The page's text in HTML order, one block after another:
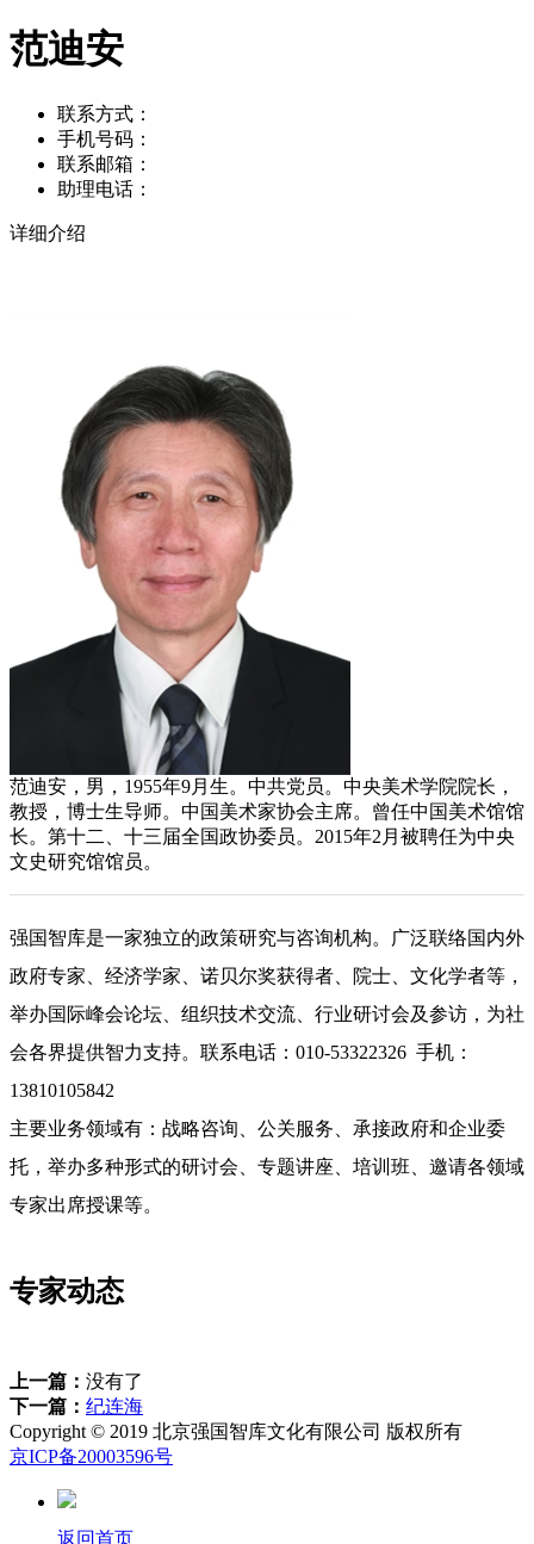
范迪安
联系方式：
手机号码：
联系邮箱：
助理电话：
详细介绍
范迪安，男，1955年9月生。中共党员。中央美术学院院长，
教授，博士生导师。中国美术家协会主席。曾任中国美术馆馆
长。第十二、十三届全国政协委员。2015年2月被聘任为中央
文史研究馆馆员。
强国智库是一家独立的政策研究与咨询机构。广泛联络国内外
政府专家、经济学家、诺贝尔奖获得者、院士、文化学者等，
举办国际峰会论坛、组织技术交流、行业研讨会及参访，为社
会各界提供智力支持。联系电话：010-53322326 手机：
13810105842
主要业务领域有：战略咨询、公关服务、承接政府和企业委
托，举办多种形式的研讨会、专题讲座、培训班、邀请各领域
专家出席授课等。
专家动态
上一篇： 没有了
下一篇： 纪连海
Copyright © 2019 北京强国智库文化有限公司 版权所有
京ICP备20003596号
返回首页